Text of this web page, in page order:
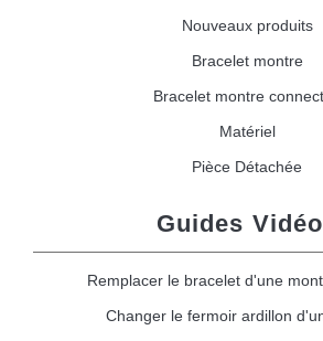
Nouveaux produits
Bracelet montre
Bracelet montre
Matériel
Pièce Détachée
Guides
Remplacer le bracelet d'une
Changer le fermoir ardillon